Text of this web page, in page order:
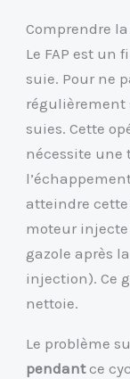
Comprendre
Le FAP est un
suie. Pour ne
régulièrement
suies. Cette
nécessite une
atteindre
moteur
gazole après
injection). Ce
nettoie.
Le problème
pendantce